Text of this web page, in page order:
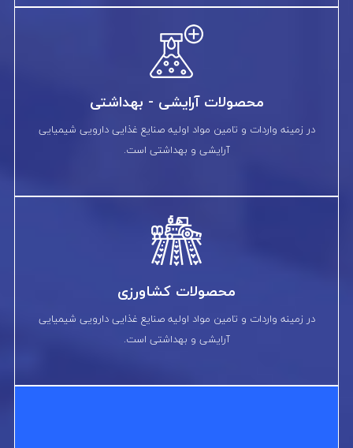
محصولات آرایشی - بهداشتی
در زمینه واردات و تامین مواد اولیه صنایع غذایی دارویی شیمیایی
آرایشی و بهداشتی است.
محصولات کشاورزی
در زمینه واردات و تامین مواد اولیه صنایع غذایی دارویی شیمیایی
آرایشی و بهداشتی است.